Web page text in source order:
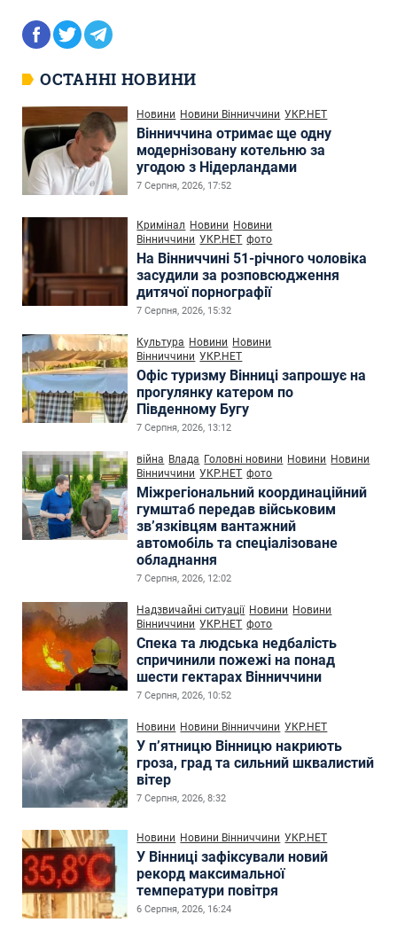
ОСТАННІ НОВИНИ
Новини Новини Вінниччини УКР.НЕТ
Вінниччина отримає ще одну
модернізовану котельню за
угодою з Нідерландами
7 Серпня, 2026, 17:52
Кримінал Новини Новини
Вінниччини УКР.НЕТ фото
На Вінниччині 51-річного чоловіка
засудили за розповсюдження
дитячої порнографії
7 Серпня, 2026, 15:32
Культура Новини Новини
Вінниччини УКР.НЕТ
Офіс туризму Вінниці запрошує на
прогулянку катером по
Південному Бугу
7 Серпня, 2026, 13:12
війна Влада Головні новини Новини Новини
Вінниччини УКР.НЕТ фото
Міжрегіональний координаційний
гумштаб передав військовим
зв’язківцям вантажний
автомобіль та спеціалізоване
обладнання
7 Серпня, 2026, 12:02
Надзвичайні ситуації Новини Новини
Вінниччини УКР.НЕТ фото
Спека та людська недбалість
спричинили пожежі на понад
шести гектарах Вінниччини
7 Серпня, 2026, 10:52
Новини Новини Вінниччини УКР.НЕТ
У п’ятницю Вінницю накриють
гроза, град та сильний шквалистий
вітер
7 Серпня, 2026, 8:32
Новини Новини Вінниччини УКР.НЕТ
У Вінниці зафіксували новий
рекорд максимальної
температури повітря
6 Серпня, 2026, 16:24